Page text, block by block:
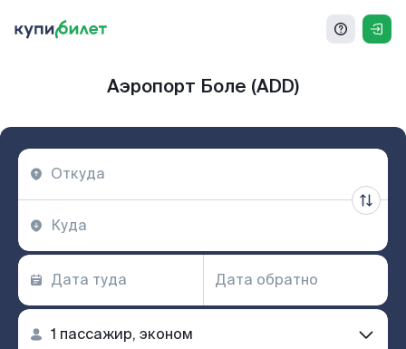
Аэропорт Боле (ADD)